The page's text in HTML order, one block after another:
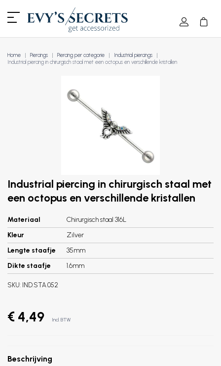
Home Piercings Piercing per categorie
Industrial piercings
Industrial piercing in chirurgisch staal met een octopus en verschillende kristallen
Industrial piercing in chirurgisch staal met
een octopus en verschillende kristallen
Materiaal
Chirurgisch staal 316L
Kleur
Zilver
Lengte staafje
35mm
Dikte staafje
1.6mm
SKU: IND.STA.052
€ 4,49 Incl. BTW
Beschrijving